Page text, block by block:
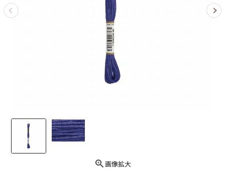
画像拡大